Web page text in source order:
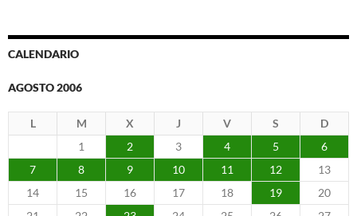
CALENDARIO
AGOSTO 2006
L M X J V S
D
1
2 3 4 5
6
7
8 9 10 11 12
13
14
15 16 17 18 19
20